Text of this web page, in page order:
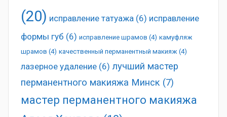
(20) исправление татуажа (6) исправление
формы губ (6) исправление шрамов (4) камуфляж
шрамов (4) качественный перманентный макияж (4)
лазерное удаление (6) лучший мастер
перманентного макияжа Минск (7)
мастер перманентного макияжа